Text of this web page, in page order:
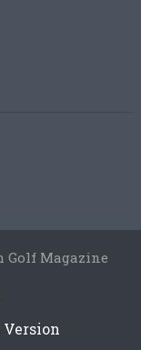
Golf Magazine